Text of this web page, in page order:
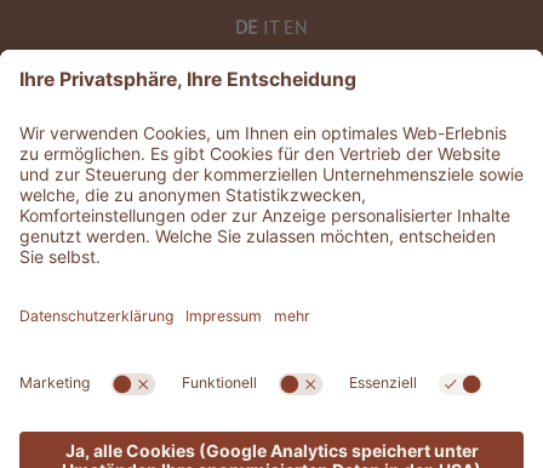
ZU ALLEN RESORTS & RETREATS
DE IT EN
CIN: IT021061A1T3J4SRND
Barrierefreiheitserklärung.Sitemap .Impressum.Cookie Einstellungen